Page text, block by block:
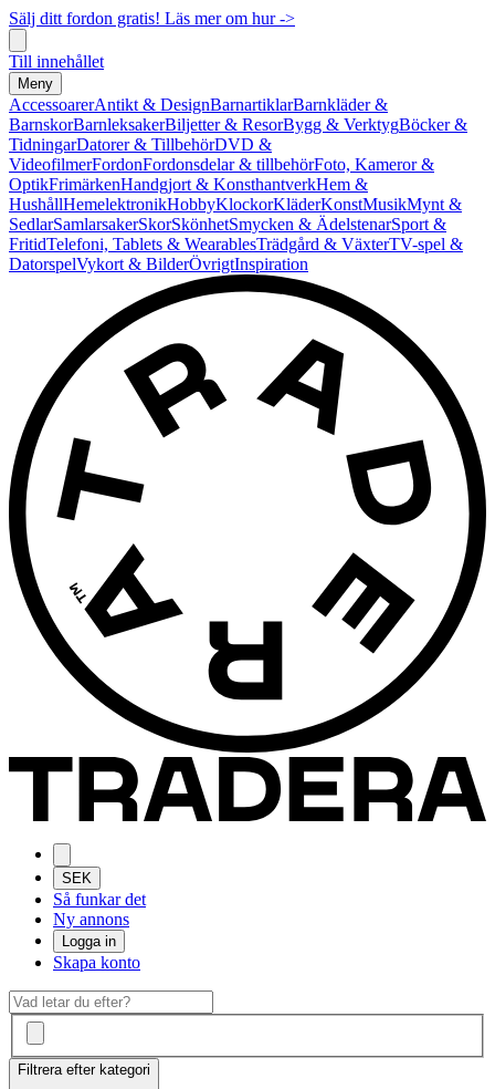
Sälj ditt fordon gratis! Läs mer om hur ->
Till innehållet
Meny
AccessoarerAntikt & DesignBarnartiklarBarnkläder &
BarnskorBarnleksakerBiljetter & ResorBygg & VerktygBöcker &
TidningarDatorer & TillbehörDVD &
VideofilmerFordonFordonsdelar & tillbehörFoto, Kameror &
OptikFrimärkenHandgjort & KonsthantverkHem &
HushållHemelektronikHobbyKlockorKläderKonstMusikMynt &
SedlarSamlarsakerSkorSkönhetSmycken & ÄdelstenarSport &
FritidTelefoni, Tablets & WearablesTrädgård & VäxterTV-spel &
DatorspelVykort & BilderÖvrigtInspiration
SEK
Så funkar det
Ny annons
Logga in
Skapa konto
Filtrera efter kategori